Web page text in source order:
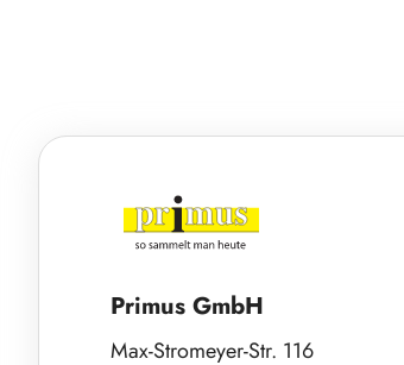
Primus GmbH
Max-Stromeyer-Str. 116